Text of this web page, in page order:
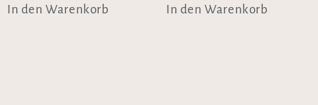
In den Warenkorb In den Warenkorb